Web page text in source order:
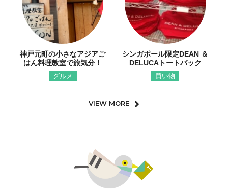
神戸元町の小さなアジアご
はん料理教室で旅気分！
グルメ
シンガポール限定DEAN ＆
DELUCAトートバック
買い物
VIEW MORE